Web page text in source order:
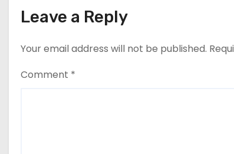
Leave a Reply
Your email address will not be published.
Comment *